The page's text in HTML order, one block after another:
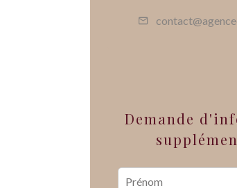
Demande